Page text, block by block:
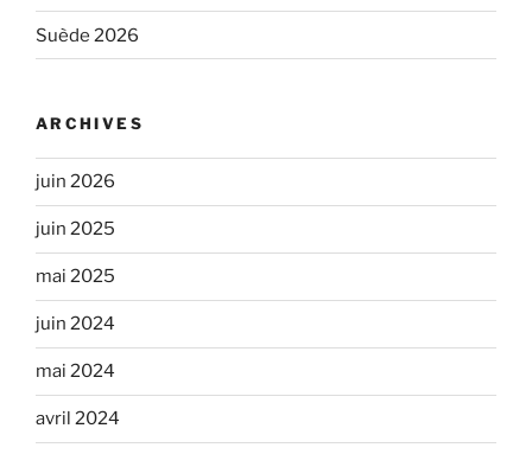
Suède 2026
ARCHIVES
juin 2026
juin 2025
mai 2025
juin 2024
mai 2024
avril 2024